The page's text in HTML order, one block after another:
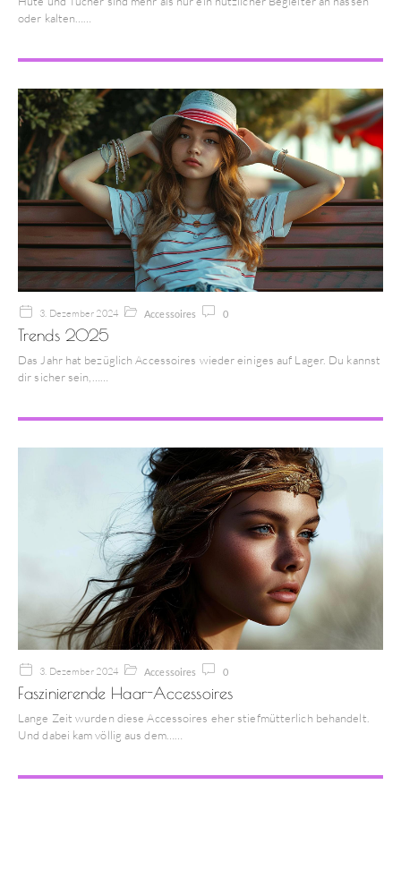
oder kalten…
3. Dezember 2024 Accessoires 0
Trends 2025
Das Jahr hat bezüglich Accessoires wieder einiges auf Lager. Du kannst
dir sicher sein,…
3. Dezember 2024 Accessoires 0
Faszinierende Haar-Accessoires
Lange Zeit wurden diese Accessoires eher stiefmütterlich behandelt.
Und dabei kam völlig aus dem…